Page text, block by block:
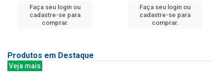
Faça seu login ou
cadastre-se para
comprar.
Faça seu login ou
cadastre-se para
comprar.
Produtos em Destaque
Veja mais